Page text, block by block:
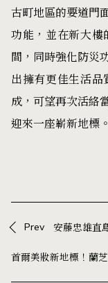
古町地區的要道門
功能，並在新大樓
間，同時強化防災
出擁有更佳生活
成，可望再次活絡
迎來一座嶄新地標。
Prev